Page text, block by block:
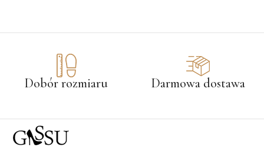
Dobór rozmiaru Darmowa dostawa